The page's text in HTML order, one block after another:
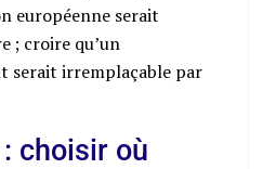
européenne serait
; croire qu’un
serait irremplaçable par
choisir où